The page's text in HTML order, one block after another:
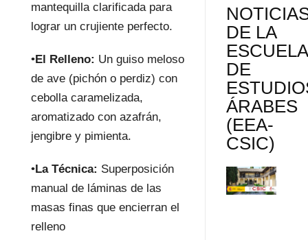
mantequilla clarificada para
lograr un crujiente perfecto.
•El Relleno: Un guiso meloso
de ave (pichón o perdiz) con
cebolla caramelizada,
aromatizado con azafrán,
jengibre y pimienta.
•La Técnica: Superposición
manual de láminas de las
masas finas que encierran el
relleno
DE LA
ESCUELA
DE
ÁRABES
(EEA-
CSIC)